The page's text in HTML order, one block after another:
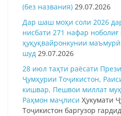
(без названия) 29.07.2026
Дар шаш моҳи соли 2026
нисбати 271 нафар
ҳуқуқвайронкунии
шуд 29.07.2026
28 июл таҳти раёсати
Ҷумҳурии Тоҷикистон,
кишвар, Пешвои миллат
Раҳмон маҷлиси Ҳукумати
Тоҷикистон баргузор